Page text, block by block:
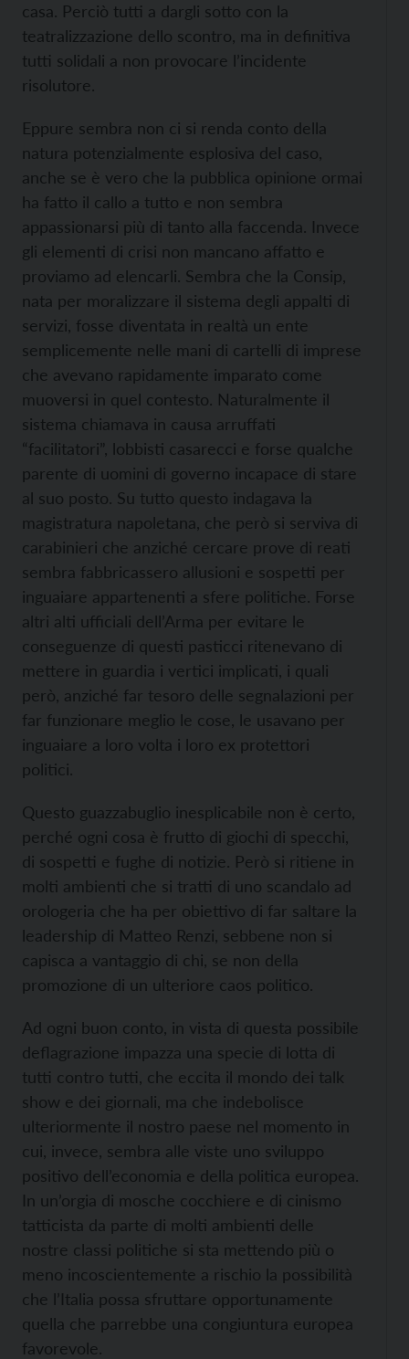
casa. Perciò tutti a dargli sotto con la
teatralizzazione dello scontro, ma in definitiva
tutti solidali a non provocare l’incidente
risolutore.
Eppure sembra non ci si renda conto della
natura potenzialmente esplosiva del caso,
anche se è vero che la pubblica opinione ormai
ha fatto il callo a tutto e non sembra
appassionarsi più di tanto alla faccenda. Invece
gli elementi di crisi non mancano affatto e
proviamo ad elencarli. Sembra che la Consip,
nata per moralizzare il sistema degli appalti di
servizi, fosse diventata in realtà un ente
semplicemente nelle mani di cartelli di imprese
che avevano rapidamente imparato come
muoversi in quel contesto. Naturalmente il
sistema chiamava in causa arruffati
“facilitatori”, lobbisti casarecci e forse qualche
parente di uomini di governo incapace di stare
al suo posto. Su tutto questo indagava la
magistratura napoletana, che però si serviva di
carabinieri che anziché cercare prove di reati
sembra fabbricassero allusioni e sospetti per
inguaiare appartenenti a sfere politiche. Forse
altri alti ufficiali dell’Arma per evitare le
conseguenze di questi pasticci ritenevano di
mettere in guardia i vertici implicati, i quali
però, anziché far tesoro delle segnalazioni per
far funzionare meglio le cose, le usavano per
inguaiare a loro volta i loro ex protettori
politici.
Questo guazzabuglio inesplicabile non è certo,
perché ogni cosa è frutto di giochi di specchi,
di sospetti e fughe di notizie. Però si ritiene in
molti ambienti che si tratti di uno scandalo ad
orologeria che ha per obiettivo di far saltare la
leadership di Matteo Renzi, sebbene non si
capisca a vantaggio di chi, se non della
promozione di un ulteriore caos politico.
Ad ogni buon conto, in vista di questa possibile
deflagrazione impazza una specie di lotta di
tutti contro tutti, che eccita il mondo dei talk
show e dei giornali, ma che indebolisce
ulteriormente il nostro paese nel momento in
cui, invece, sembra alle viste uno sviluppo
positivo dell’economia e della politica europea.
In un’orgia di mosche cocchiere e di cinismo
tatticista da parte di molti ambienti delle
nostre classi politiche si sta mettendo più o
meno incoscientemente a rischio la possibilità
che l’Italia possa sfruttare opportunamente
quella che parrebbe una congiuntura europea
favorevole.